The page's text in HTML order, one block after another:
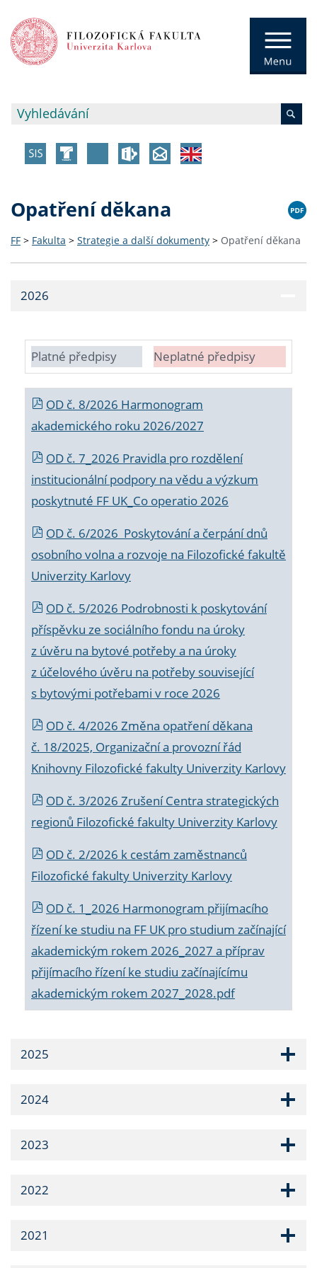
Opatření děkana
FF > Fakulta > Strategie a další dokumenty > Opatření děkana
2026
Platné předpisy Neplatné předpisy
OD č. 8/2026 Harmonogram
akademického roku 2026/2027
OD č. 7_2026 Pravidla pro rozdělení
institucionální podpory na vědu a výzkum
poskytnuté FF UK_Co operatio 2026
OD č. 6/2026 Poskytování a čerpání dnů
osobního volna a rozvoje na Filozofické fakultě
Univerzity Karlovy
OD č. 5/2026 Podrobnosti k poskytování
příspěvku ze sociálního fondu na úroky
z úvěru na bytové potřeby a na úroky
z účelového úvěru na potřeby související
s bytovými potřebami v roce 2026
OD č. 4/2026 Změna opatření děkana
č. 18/2025, Organizační a provozní řád
Knihovny Filozofické fakulty Univerzity Karlovy
OD č. 3/2026 Zrušení Centra strategických
regionů Filozofické fakulty Univerzity Karlovy
OD č. 2/2026 k cestám zaměstnanců
Filozofické fakulty Univerzity Karlovy
OD č. 1_2026 Harmonogram přijímacího
řízení ke studiu na FF UK pro studium začínající
akademickým rokem 2026_2027 a příprav
přijímacího řízení ke studiu začínajícímu
akademickým rokem 2027_2028.pdf
2025
2024
2023
2022
2021